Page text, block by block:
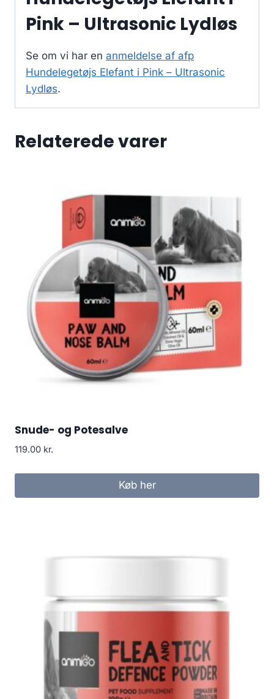
Pink – Ultrasonic Lydløs
Se om vi har en anmeldelse af afp
Hundelegetøjs Elefant i Pink – Ultrasonic
Lydløs.
Relaterede varer
Snude- og Potesalve
119.00 kr.
Køb her